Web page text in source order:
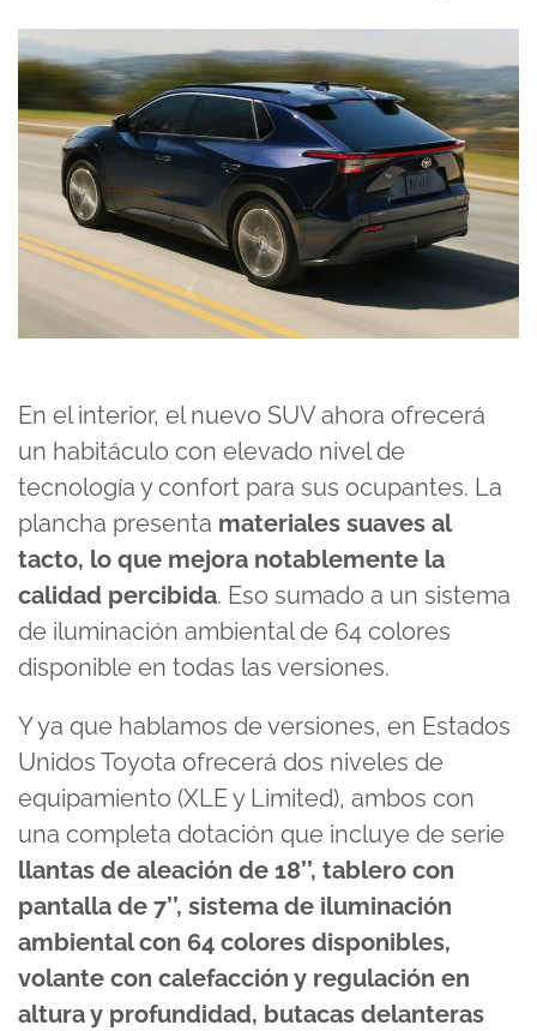
En el interior, el nuevo SUV ahora ofrecerá
un habitáculo con elevado nivel de
tecnología y confort para sus ocupantes. La
plancha presenta materiales suaves al
tacto, lo que mejora notablemente la
calidad percibida. Eso sumado a un sistema
de iluminación ambiental de 64 colores
disponible en todas las versiones.
Y ya que hablamos de versiones, en Estados
Unidos Toyota ofrecerá dos niveles de
equipamiento (XLE y Limited), ambos con
una completa dotación que incluye de serie
llantas de aleación de 18’’, tablero con
pantalla de 7’’, sistema de iluminación
ambiental con 64 colores disponibles,
volante con calefacción y regulación en
altura y profundidad, butacas delanteras